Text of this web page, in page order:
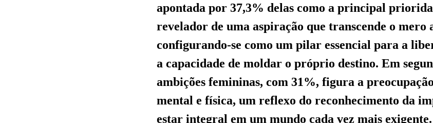
apontada por 37,3% delas como a principal
revelador de uma aspiração que transcende o mero
configurando-se como um pilar essencial para a
a capacidade de moldar o próprio destino. Em
ambições femininas, com 31%, figura a
mental e física, um reflexo do reconhecimento da
estar integral em um mundo cada vez mais